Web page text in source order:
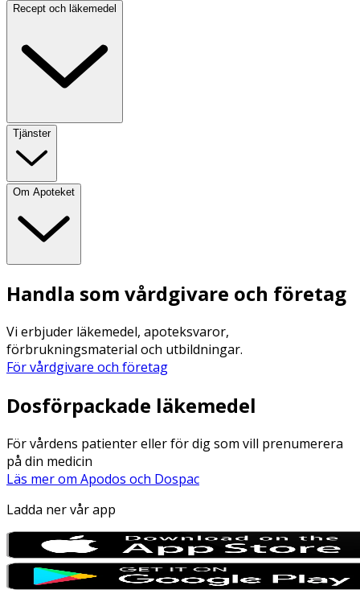
Recept och läkemedel
Tjänster
Om Apoteket
Handla som vårdgivare och företag
Vi erbjuder läkemedel, apoteksvaror,
förbrukningsmaterial och utbildningar.
För vårdgivare och företag
Dosförpackade läkemedel
För vårdens patienter eller för dig som vill prenumerera
på din medicin
Läs mer om Apodos och Dospac
Ladda ner vår app